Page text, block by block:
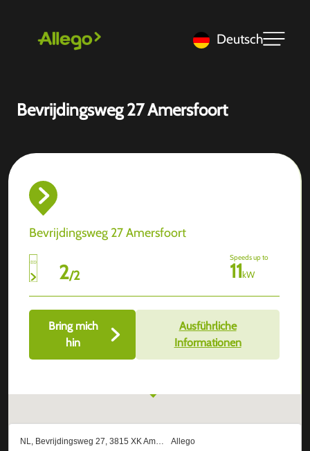
Deutsch
Bevrijdingsweg 27 Amersfoort
Bevrijdingsweg 27 Amersfoort
2/2
Speeds up to
11kW
Bring mich
hin
Ausführliche
Informationen